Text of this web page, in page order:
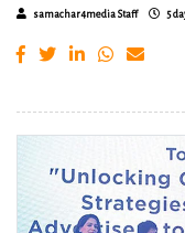
samachar4media Staff 5